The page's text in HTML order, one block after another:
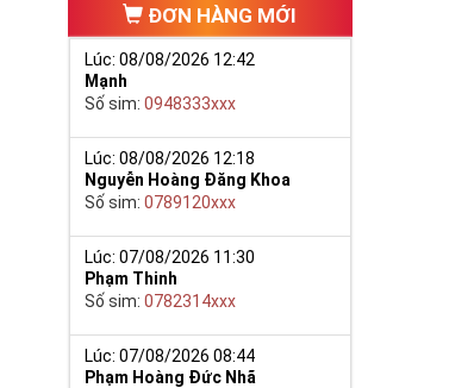
ĐƠN HÀNG MỚI
Lúc: 08/08/2026 12:42
Mạnh
Số sim:0948333xxx
Lúc: 08/08/2026 12:18
Nguyễn Hoàng Đăng Khoa
Số sim:0789120xxx
Lúc: 07/08/2026 11:30
Phạm Thinh
Số sim:0782314xxx
Lúc: 07/08/2026 08:44
Phạm Hoàng Đức Nhã